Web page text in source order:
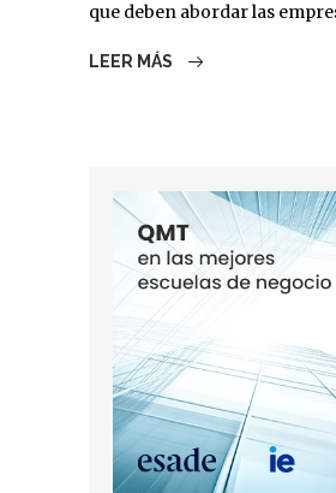
que deben abordar las
LEER MÁS